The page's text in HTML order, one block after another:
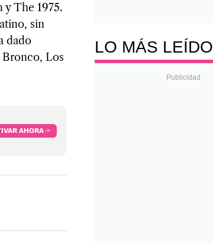
y The 1975.
sin
dado
Bronco, Los
AHORA
LO MÁS LEÍDO